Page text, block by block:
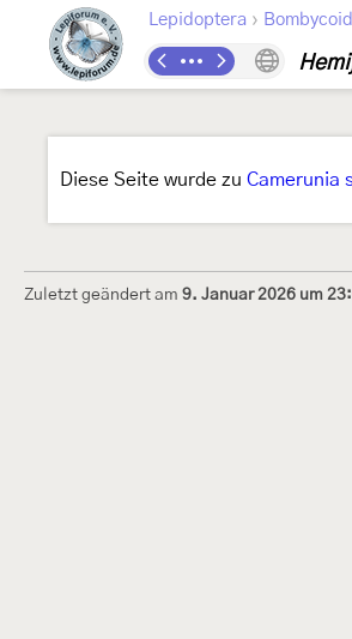
Lepidoptera ›
Diese Seite wurde zu Camerunia
Zuletzt geändert am 9. Januar 2026 um